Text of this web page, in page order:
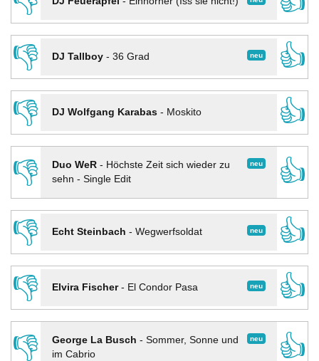
👎
neu
DJ Tallboy- 36 Grad
👍
👎
DJ Wolfgang Karabas- Moskito
👍
👎
neu
Duo WeR- Höchste Zeit sich wieder zu
sehn - Single Edit
👍
👎
neu
Echt Steinbach - Wegwerfsoldat
👍
👎
neu
Elvira Fischer- El Condor Pasa
👍
👎
neu
George La Busch - Sommer, Sonne und
im Cabrio
👍